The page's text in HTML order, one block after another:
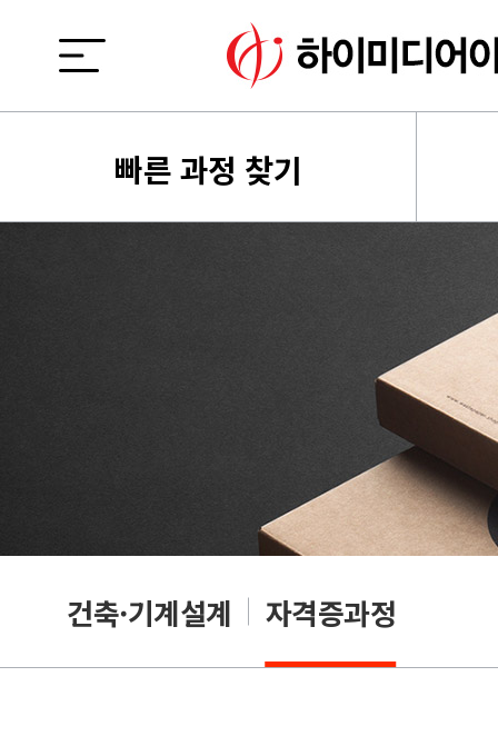
빠른 과정 찾기
건축·기계설계 자격증과정